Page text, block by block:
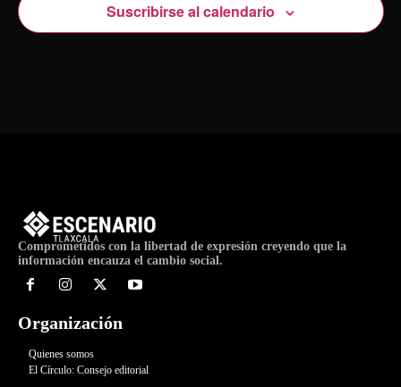
Suscribirse al calendario
Comprometidos con la libertad de expresión creyendo que la
información encauza el cambio social.
Organización
Quienes somos
El Círculo: Consejo editorial